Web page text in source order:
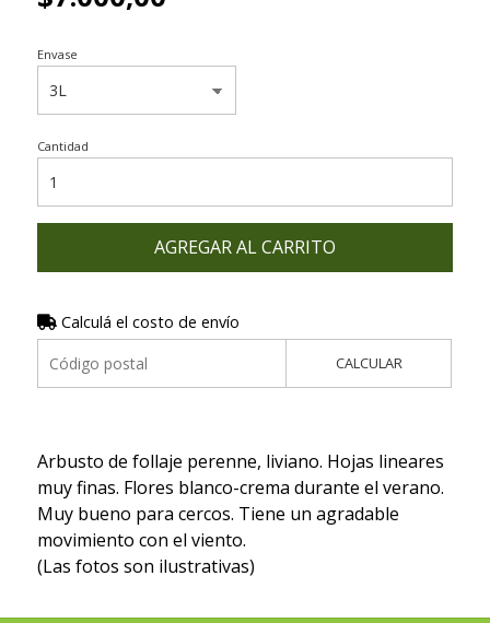
Envase
Cantidad
AGREGAR AL CARRITO
Calculá el costo de envío
CALCULAR
Arbusto de follaje perenne, liviano. Hojas lineares
muy finas. Flores blanco-crema durante el verano.
Muy bueno para cercos. Tiene un agradable
movimiento con el viento.
(Las fotos son ilustrativas)